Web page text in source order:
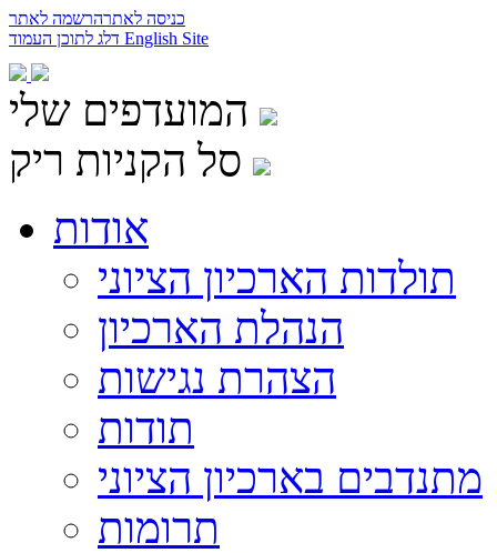
כניסה לאתרהרשמה לאתר
English Site
המועדפים שלי
סל הקניות ריק
אודות
תולדות הארכיון הציוני
הנהלת הארכיון
הצהרת נגישות
תודות
מתנדבים בארכיון הציוני
תרומות